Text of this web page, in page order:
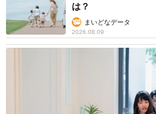
は？
まいどなデータ
2026.08.09